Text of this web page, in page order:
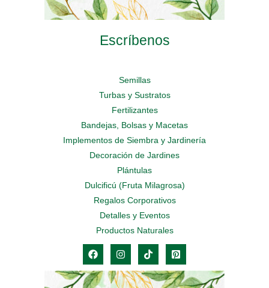
Escríbenos
Semillas
Turbas y Sustratos
Fertilizantes
Bandejas, Bolsas y Macetas
Implementos de Siembra y Jardinería
Decoración de Jardines
Plántulas
Dulcificú (Fruta Milagrosa)
Regalos Corporativos
Detalles y Eventos
Productos Naturales